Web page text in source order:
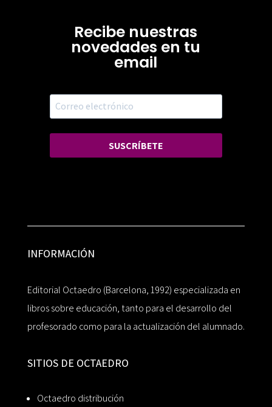
Recibe nuestras
novedades en tu
email
SUSCRÍBETE
INFORMACIÓN
Editorial Octaedro (Barcelona, 1992) especializada en
libros sobre educación, tanto para el desarrollo del
profesorado como para la actualización del alumnado.
SITIOS DE OCTAEDRO
Octaedro distribución